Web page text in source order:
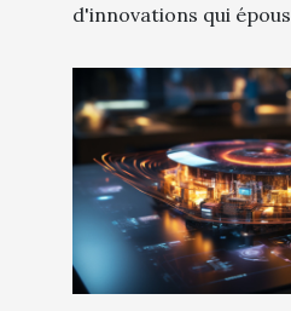
d'innovations qui